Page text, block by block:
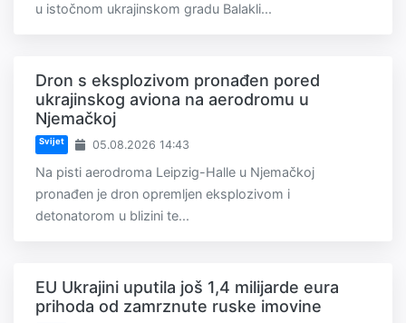
u istočnom ukrajinskom gradu Balakli...
Dron s eksplozivom pronađen pored
ukrajinskog aviona na aerodromu u
Njemačkoj
Svijet 05.08.2026 14:43
Na pisti aerodroma Leipzig-Halle u Njemačkoj
pronađen je dron opremljen eksplozivom i
detonatorom u blizini te...
EU Ukrajini uputila još 1,4 milijarde eura
prihoda od zamrznute ruske imovine